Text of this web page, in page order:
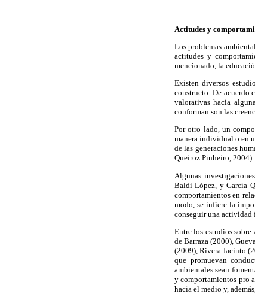
Actitudes y
Los problemas
actitudes y
mencionado, la
Existen diversos
constructo. De acuerdo
valorativas hacia
conforman son las
Por otro lado, un
manera individual o en
de las generaciones
Queiroz Pinheiro, 2004).
Algunas
Baldi López, y García
comportamientos en
modo, se infiere la
conseguir una actividad
Entre los estudios
de Barraza (2000),
(2009), Rivera Jacinto
que promuevan
ambientales sean
y comportamientos pro
hacia el medio y,